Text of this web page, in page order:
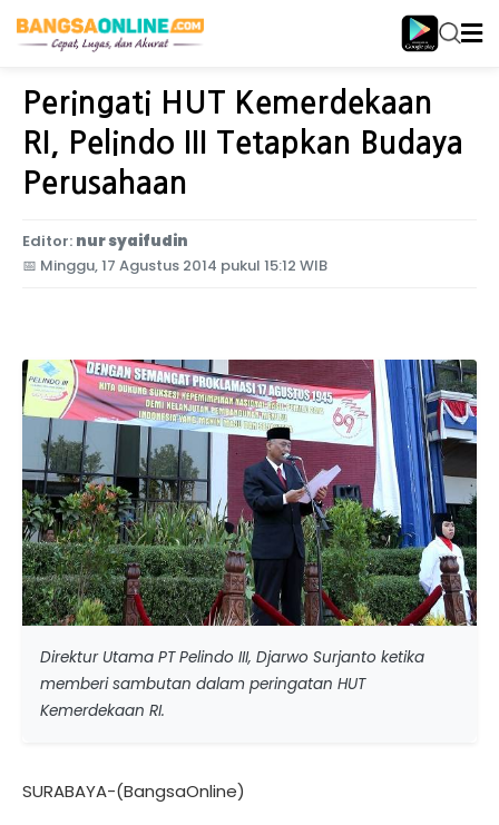
Home Jawa Timur
Peringati HUT Kemerdekaan
RI, Pelindo III Tetapkan Budaya
Perusahaan
Editor: nur syaifudin
📅 Minggu, 17 Agustus 2014 pukul 15:12 WIB
Direktur Utama PT Pelindo III, Djarwo Surjanto ketika
memberi sambutan dalam peringatan HUT
Kemerdekaan RI.
SURABAYA-(BangsaOnline)